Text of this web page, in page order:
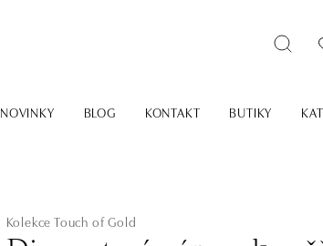
NOVINKY BLOG KONTAKT BUTIKY
Kolekce Touch of Gold